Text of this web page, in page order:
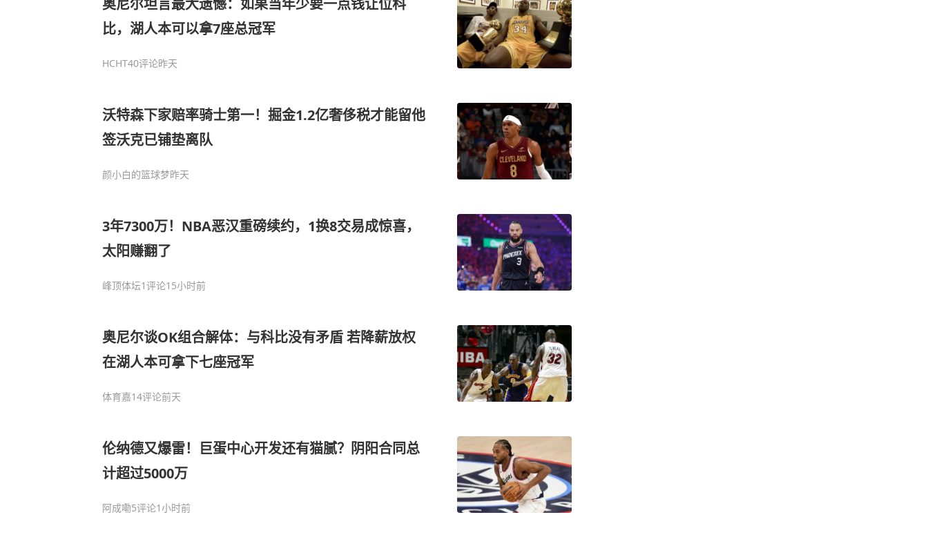
奥尼尔坦言最大遗憾：如果当年少要一点钱让位科
比，湖人本可以拿7座总冠军
HCHT40评论昨天
沃特森下家赔率骑士第一！掘金1.2亿奢侈税才能留他
签沃克已铺垫离队
颜小白的篮球梦昨天
3年7300万！NBA恶汉重磅续约，1换8交易成惊喜，
太阳赚翻了
峰顶体坛1评论15小时前
奥尼尔谈OK组合解体：与科比没有矛盾 若降薪放权
在湖人本可拿下七座冠军
体育嘉14评论前天
伦纳德又爆雷！巨蛋中心开发还有猫腻？阴阳合同总
计超过5000万
阿成嘞5评论1小时前